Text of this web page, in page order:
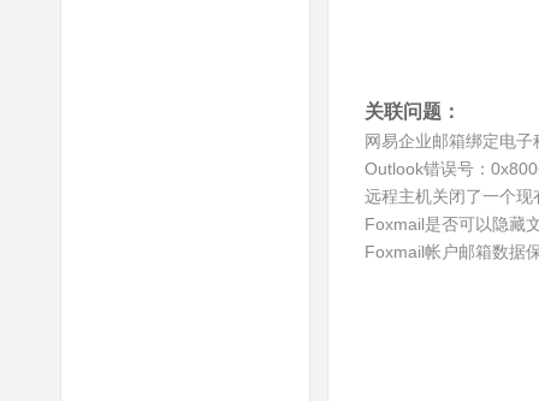
关联问题：
网易企业邮箱绑定电
Outlook错误号：
远程主机关闭了一个现
Foxmail是否可以隐藏
Foxmail帐户邮箱数据